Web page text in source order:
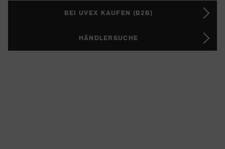
BEI UVEX KAUFEN (B2B)
HÄNDLERSUCHE